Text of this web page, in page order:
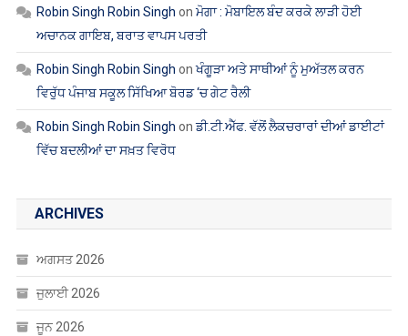
Robin Singh Robin Singh on ਮੋਗਾ : ਮੋਬਾਇਲ ਬੰਦ ਕਰਕੇ ਲਾੜੀ ਹੋਈ
ਅਚਾਨਕ ਗਾਇਬ, ਬਰਾਤ ਵਾਪਸ ਪਰਤੀ
Robin Singh Robin Singh onਖੰਗੂੜਾ ਅਤੇ ਸਾਥੀਆਂ ਨੂੰ ਮੁਅੱਤਲ ਕਰਨ
ਵਿਰੁੱਧ ਪੰਜਾਬ ਸਕੂਲ ਸਿੱਖਿਆ ਬੋਰਡ ‘ਚ ਗੇਟ ਰੈਲੀ
Robin Singh Robin Singh onਡੀ.ਟੀ.ਐੱਫ. ਵੱਲੋਂ ਲੈਕਚਰਾਰਾਂ ਦੀਆਂ ਡਾਈਟਾਂ
ਵਿੱਚ ਬਦਲੀਆਂ ਦਾ ਸਖ਼ਤ ਵਿਰੋਧ
ARCHIVES
ਅਗਸਤ 2026
ਜੁਲਾਈ 2026
ਜੂਨ 2026